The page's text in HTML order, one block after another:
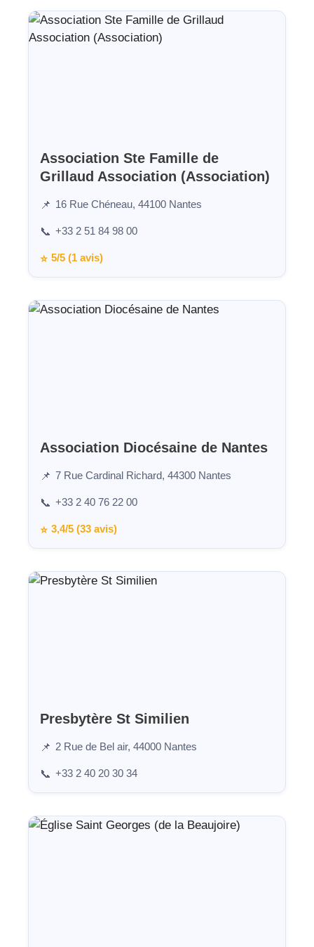
Association Ste Famille de
Grillaud Association (Association)
📌 16 Rue Chéneau, 44100 Nantes
📞 +33 2 51 84 98 00
⭐ 5/5 (1 avis)
Association Diocésaine de Nantes
📌 7 Rue Cardinal Richard, 44300 Nantes
📞 +33 2 40 76 22 00
⭐ 3,4/5 (33 avis)
Presbytère St Similien
📌 2 Rue de Bel air, 44000 Nantes
📞 +33 2 40 20 30 34